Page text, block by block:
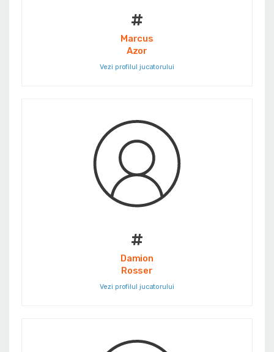
#
Marcus
Azor
Vezi profilul jucatorului
#
Damion
Rosser
Vezi profilul jucatorului